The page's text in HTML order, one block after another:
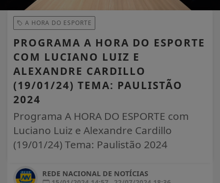
A HORA DO ESPORTE
PROGRAMA A HORA DO ESPORTE
COM LUCIANO LUIZ E
ALEXANDRE CARDILLO
(19/01/24) TEMA: PAULISTÃO
2024
Programa A HORA DO ESPORTE com
Luciano Luiz e Alexandre Cardillo
(19/01/24) Tema: Paulistão 2024
REDE NACIONAL DE NOTÍCIAS